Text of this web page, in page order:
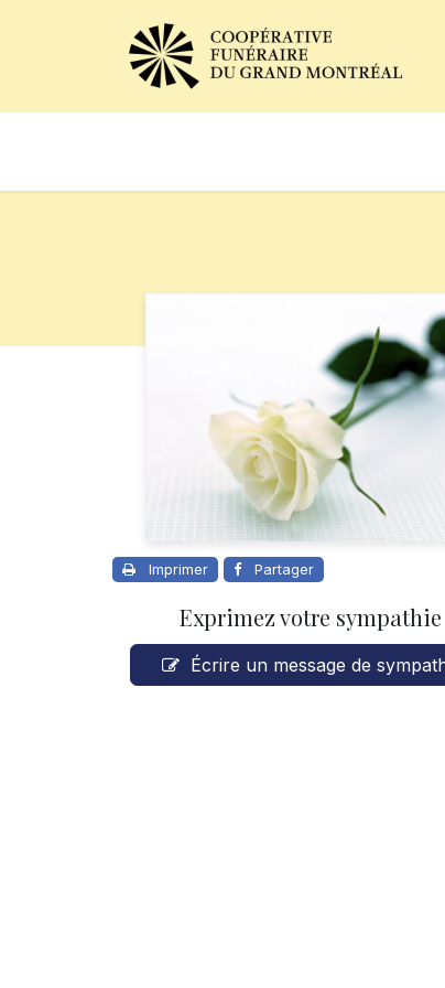
Imprimer Partager
Exprimez votre sympathie
Écrire un message de